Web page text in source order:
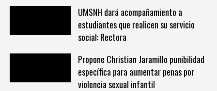
UMSNH dará acompañamiento a
estudiantes que realicen su servicio
social: Rectora
Propone Christian Jaramillo punibilidad
específica para aumentar penas por
violencia sexual infantil